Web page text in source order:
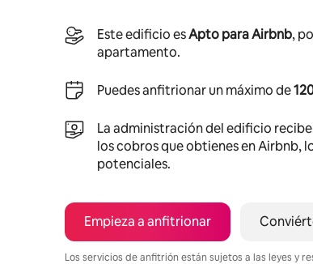
Este edificio esApto para Airbnb,
apartamento.
Puedes anfitrionar un máximo de
La administración del edificio
los cobros que obtienes en Airbnb,
potenciales.
Empieza a anfitrionar
Los servicios de anfitrión están sujetos a las leyes y